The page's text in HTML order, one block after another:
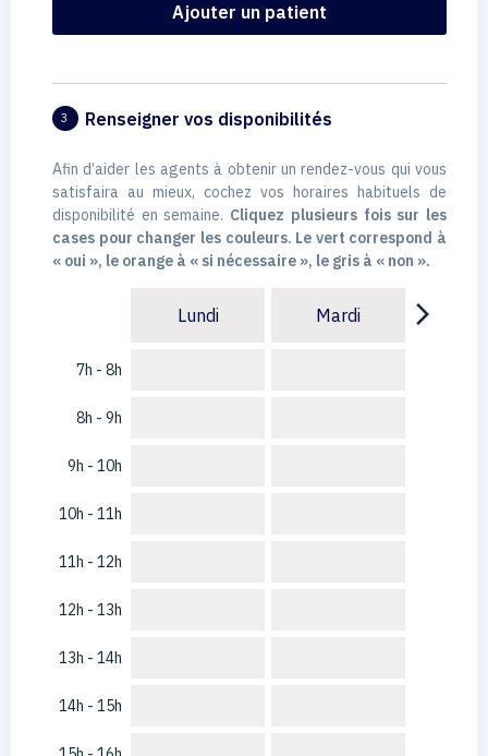
Ajouter un patient
3 Renseigner vos disponibilités
Afin d’aider les agents à obtenir un rendez-vous qui vous
satisfaira au mieux, cochez vos horaires habituels de
disponibilité en semaine. Cliquez plusieurs fois sur les
cases pour changer les couleurs. Le vert correspond à
« oui », le orange à « si nécessaire », le gris à « non ».
7h - 8h
8h - 9h
9h - 10h
10h - 11h
11h - 12h
12h - 13h
13h - 14h
14h - 15h
Lundi Mardi arrow_forward_ios